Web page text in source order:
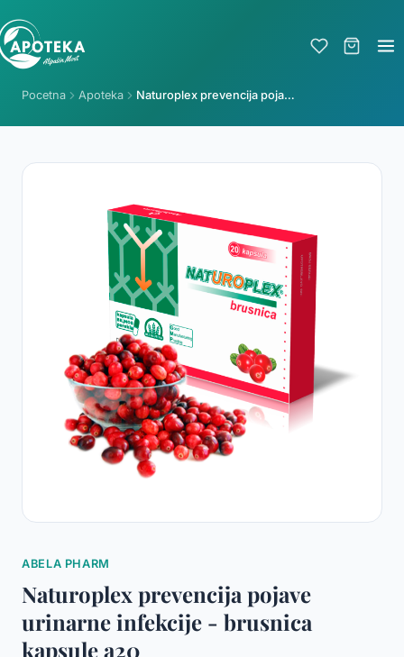
Pocetna Apoteka Naturoplex prevencija pojave urinarne infekcije - brusnica kapsule a20
ABELA PHARM
Naturoplex prevencija pojave
urinarne infekcije - brusnica
kapsule a20